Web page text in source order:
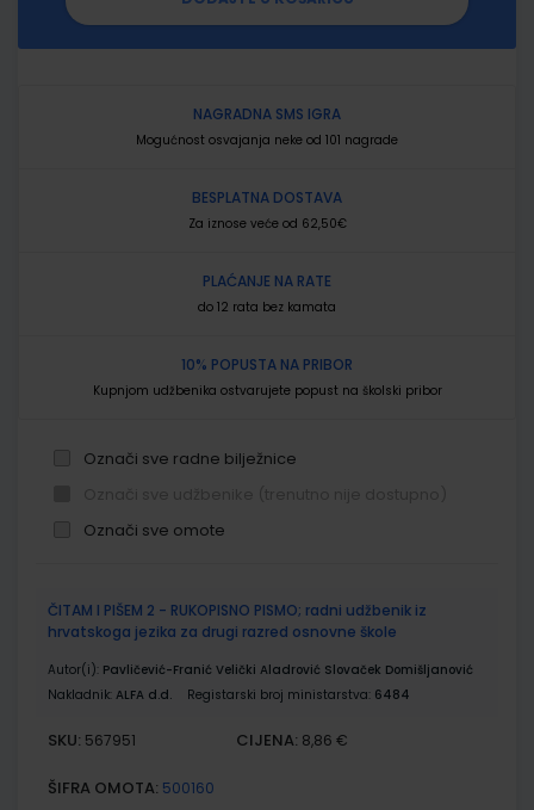
NAGRADNA SMS IGRA
Mogućnost osvajanja neke od 101 nagrade
BESPLATNA DOSTAVA
Za iznose veće od 62,50€
PLAĆANJE NA RATE
do 12 rata bez kamata
10% POPUSTA NA PRIBOR
Kupnjom udžbenika ostvarujete popust na školski pribor
Označi sve radne bilježnice
Označi sve omote
proizvodi
ČITAM I PIŠEM 2 - RUKOPISNO PISMO; radni udžbenik iz
hrvatskoga jezika za drugi razred osnovne škole
Autor(i): Pavličević-Franić Velički Aladrović Slovaček Domišljanović
Nakladnik: ALFA d.d. Registarski broj ministarstva: 6484
SKU: 567951 CIJENA: 8,86 €
ŠIFRA OMOTA: 500160